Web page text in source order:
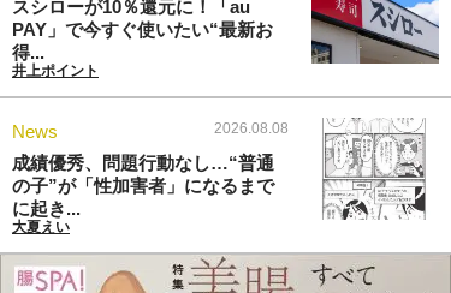
スシローが10％還元に！「au
PAY」で今すぐ使いたい“最新お
得...
井上ポイント
News 2026.08.08
成績優秀、問題行動なし…“普通
の子”が「性加害者」になるまで
に起き...
大夏えい